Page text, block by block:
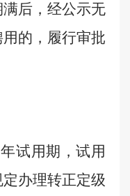
后，经公示无
的，履行审批
年试用期，试用
办理转正定级